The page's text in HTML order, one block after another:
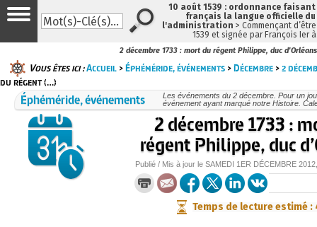
2 décembre 1733 : mort du régent Philippe, duc d'Orléans
Vous êtes ici :Accueil >Éphéméride, événements >Décembre >2
du régent (…)
Éphéméride, événements
Les événements du 2 décembre. Pour un
événement ayant marqué notre Histoire.
2 décembre 1733 :
régent Philippe, duc
Publié / Mis à jour le SAMEDI 1ER DÉCEMBRE 2012
Temps de lecture estimé :
10 août 1539 : ordonnance
français la langue officielle
l'administration > Commençant
1539 et signée par François Ier